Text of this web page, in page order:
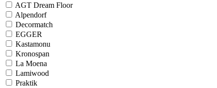
AGT Dream Floor
Alpendorf
Decormatch
EGGER
Kastamonu
Kronospan
La Moena
Lamiwood
Praktik